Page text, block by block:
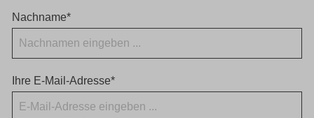
Nachname*
Ihre E-Mail-Adresse*